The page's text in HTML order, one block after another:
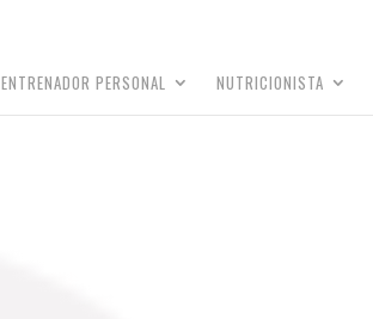
ENTRENADOR PERSONAL NUTRICIONISTA